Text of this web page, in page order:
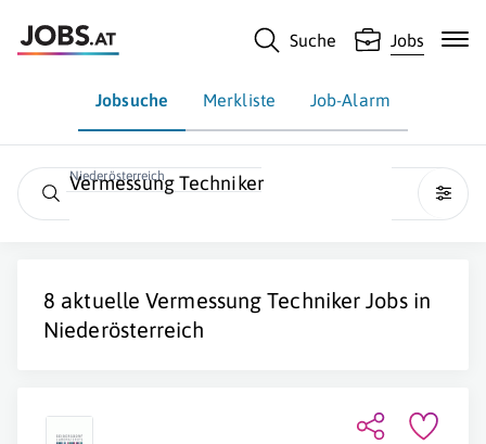
Suche Jobs
Jobsuche Merkliste Job-Alarm
Niederösterreich
Vermessung Techniker
8 aktuelleVermessung Techniker Jobs in
Niederösterreich